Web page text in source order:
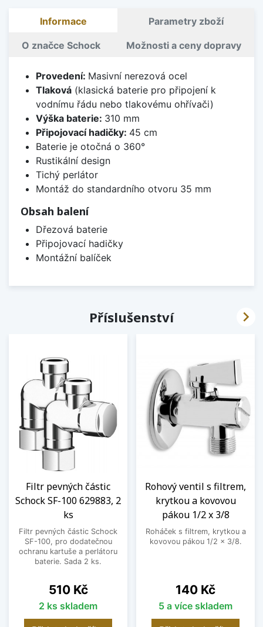
Informace Parametry zboží
O značce Schock Možnosti a ceny dopravy
Provedení: Masivní nerezová ocel
Tlaková(klasická baterie pro připojení k
vodnímu řádu nebo tlakovému ohřívači)
Výška baterie: 310 mm
Připojovací hadičky: 45 cm
Baterie je otočná o 360°
Rustikální design
Tichý perlátor
Montáž do standardního otvoru 35 mm
Obsah balení
Dřezová baterie
Připojovací hadičky
Montážní balíček
Příslušenství
Filtr pevných částic
Schock SF-100 629883, 2
ks
Filtr pevných částic Schock
SF-100, pro dodatečnou
ochranu kartuše a perlátoru
baterie. Sada 2 ks.
Cena
510 Kč
2 ks skladem
Rohový ventil s filtrem,
krytkou a kovovou
pákou 1/2 x 3/8
Roháček s filtrem, krytkou a
kovovou pákou 1/2 x 3/8.
Cena
140 Kč
5 a více skladem
